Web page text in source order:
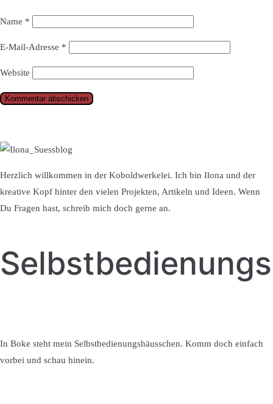
Name *
E-Mail-Adresse *
Website
Herzlich willkommen in der Koboldwerkelei. Ich bin Ilona und der
kreative Kopf hinter den vielen Projekten, Artikeln und Ideen. Wenn
Du Fragen hast, schreib mich doch gerne an.
In Boke steht mein Selbstbedienungshäusschen. Komm doch einfach
vorbei und schau hinein.